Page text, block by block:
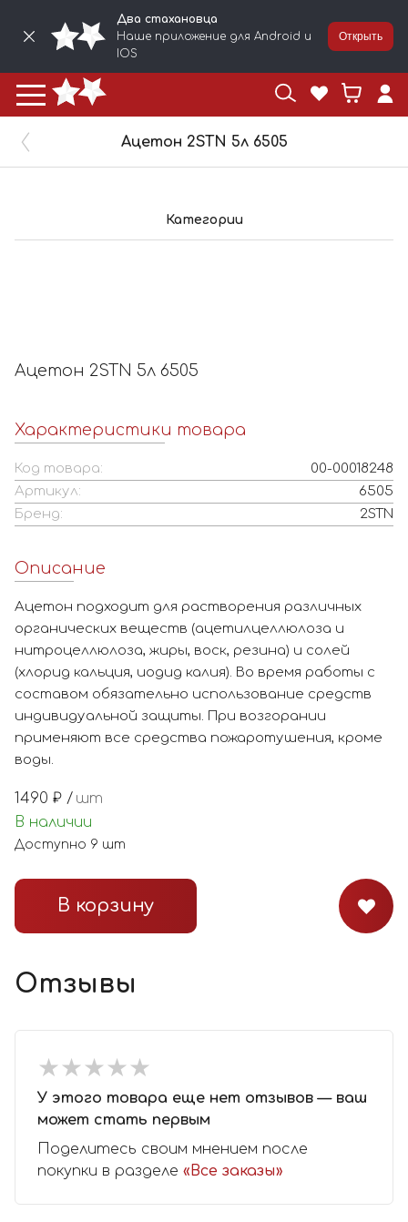
Два стахановца
Наше приложение для Android и
IOS
Открыть
Ацетон 2STN 5л 6505
Категории
Ацетон 2STN 5л 6505
Характеристики товара
Код товара:
00-00018248
Артикул:
6505
Бренд:
2STN
Описание
Ацетон подходит для растворения различных
органических веществ (ацетилцеллюлоза и
нитроцеллюлоза, жиры, воск, резина) и солей
(хлорид кальция, иодид калия). Во время работы с
составом обязательно использование средств
индивидуальной защиты. При возгорании
применяют все средства пожаротушения, кроме
воды.
1490 ₽ / шт
В наличии
Доступно 9 шт
В корзину
Отзывы
★★★★★
★★★★★
У этого товара еще нет отзывов — ваш
может стать первым
Поделитесь своим мнением после
покупки в разделе «Все заказы»